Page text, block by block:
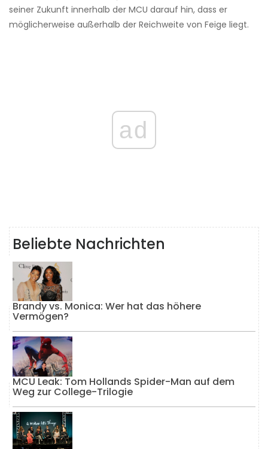
seiner Zukunft innerhalb der MCU darauf hin, dass er
möglicherweise außerhalb der Reichweite von Feige liegt.
ad
Beliebte Nachrichten
Brandy vs. Monica: Wer hat das höhere
Vermögen?
MCU Leak: Tom Hollands Spider-Man auf dem
Weg zur College-Trilogie